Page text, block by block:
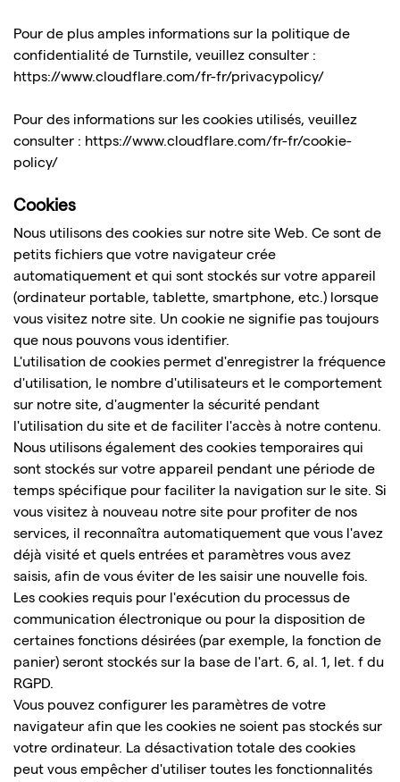
Pour de plus amples informations sur la politique de
confidentialité de Turnstile, veuillez consulter :
https://www.cloudflare.com/fr-fr/privacypolicy/
Pour des informations sur les cookies utilisés, veuillez
consulter : https://www.cloudflare.com/fr-fr/cookie-
policy/
Cookies
Nous utilisons des cookies sur notre site Web. Ce sont de
petits fichiers que votre navigateur crée
automatiquement et qui sont stockés sur votre appareil
(ordinateur portable, tablette, smartphone, etc.) lorsque
vous visitez notre site. Un cookie ne signifie pas toujours
que nous pouvons vous identifier.
L'utilisation de cookies permet d'enregistrer la fréquence
d'utilisation, le nombre d'utilisateurs et le comportement
sur notre site, d'augmenter la sécurité pendant
l'utilisation du site et de faciliter l'accès à notre contenu.
Nous utilisons également des cookies temporaires qui
sont stockés sur votre appareil pendant une période de
temps spécifique pour faciliter la navigation sur le site. Si
vous visitez à nouveau notre site pour profiter de nos
services, il reconnaîtra automatiquement que vous l'avez
déjà visité et quels entrées et paramètres vous avez
saisis, afin de vous éviter de les saisir une nouvelle fois.
Les cookies requis pour l'exécution du processus de
communication électronique ou pour la disposition de
certaines fonctions désirées (par exemple, la fonction de
panier) seront stockés sur la base de l'art. 6, al. 1, let. f du
RGPD.
Vous pouvez configurer les paramètres de votre
navigateur afin que les cookies ne soient pas stockés sur
votre ordinateur. La désactivation totale des cookies
peut vous empêcher d'utiliser toutes les fonctionnalités